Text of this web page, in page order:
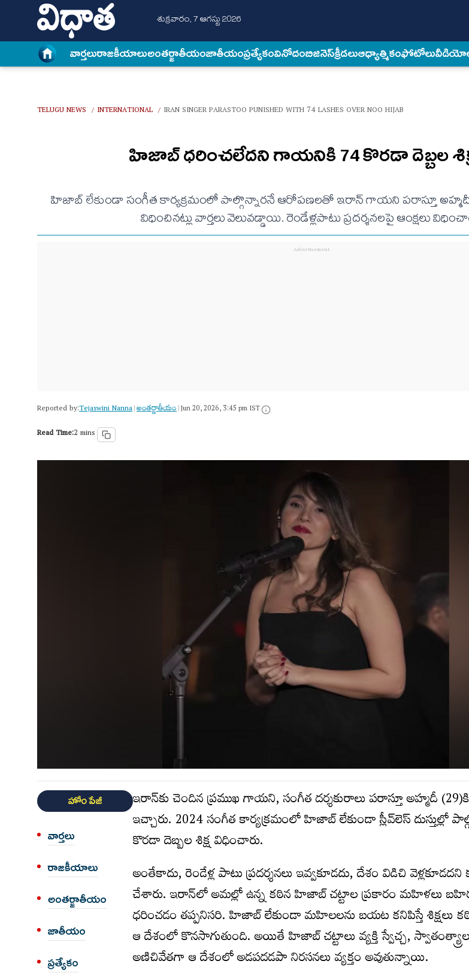
శుక్రవారం, 7 ఆగస్టు 2026
వార్త‌లురాజకీయాలుఅంత‌ర్జాతీయంజాతీయంప్రత్యేకంవినోదంబిజినెస్క్రీడలుఆధ్యాత్మికంఫోటోలు
TELUGU NEWS / INTERNATIONAL / IRAN SINGER PARASTOO PUNISHED WITH 74 LASHES OVER NOO HIJAB
హిజాబ్ ధరించలేదని గాయని‌కి 74 కొరడా దెబ్బల
హిజాబ్ లేకుండా సంగీత కార్యక్రమంలో పాల్గొన్నారనే ఆరోపణలతో ఇరాన్ గాయని పరాస్తూ
విధించినట్లు వార్తలు వెలువడ్డాయి. రెండేళ్లపాటు ప్రదర్శనలపై ఆంక్షలు
Reported by:Tejaswini Nanna|అంత‌ర్జాతీయం|Jun 20, 2026, 3:45 pm IST
Read Time:2 mins
హోం పేజీ
వార్త‌లు
రాజకీయాలు
అంత‌ర్జాతీయం
జాతీయం
ప్రత్యేకం
ఇరాన్‌కు చెందిన ప్రముఖ గాయని, సంగీత దర్శకురాలు పరాస్తూ అహ్మదీ
ఇచ్చారు. 2024 సంగీత కార్యక్రమంలో హిజాబ్ లేకుండా స్లీవ్‌లెస్ దుస్తుల్లో
కొరడా దెబ్బల శిక్ష విధించారు.
అంతేకాదు, రెండేళ్ల పాటు ప్రదర్శనలు ఇవ్వకూడదు, దేశం విడిచి
చేశారు. ఇరాన్‌లో అమల్లో ఉన్న కఠిన హిజాబ్ చట్టాల ప్రకారం మహిళలు
ధరించడం తప్పనిసరి. హిజాబ్ లేకుండా మహిలలను బయట కనిపిస్తే శిక్షలు
ఆ దేశంలో కొనసాగుతుంది. అయితే హిజాబ్ చట్టాలు వ్యక్తి స్వేచ్చ,
అణిచివేతగా ఆ దేశంలో అడపదడపా నిరసనలు వ్యక్తం అవుతున్నాయి.